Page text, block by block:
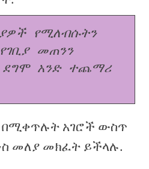
የሚለብሱትን
መጠንን
አንድ ተጨማሪ
በሚቀጥሉት አገሮች ውስጥ
መለያ መክፈት ይችላሉ.